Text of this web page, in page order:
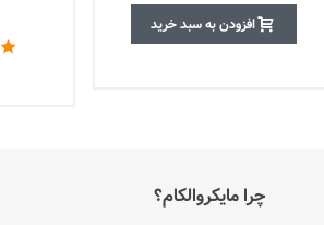
افزودن به سبد خرید
چرا مایکروالکام؟